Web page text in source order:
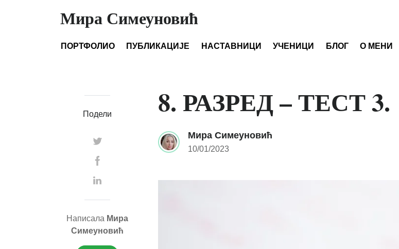
Мира Симеуновић
ПОРТФОЛИО ПУБЛИКАЦИЈЕ НАСТАВНИЦИ УЧЕНИЦИ БЛОГ О МЕНИ
8. РАЗРЕД – ТЕСТ 3.
Мира Симеуновић
10/01/2023
Подели
Написала Мира
Симеуновић